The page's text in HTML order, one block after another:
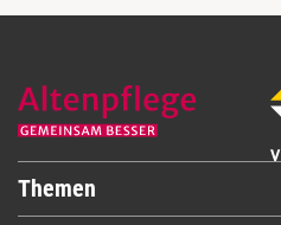
Themen